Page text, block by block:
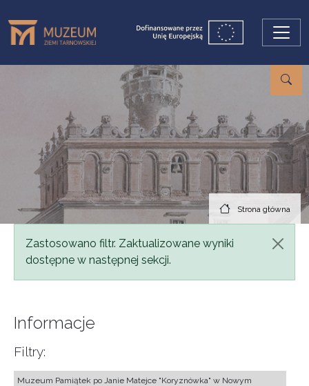
Strona główna
Komunikat
Zastosowano filtr. Zaktualizowane wyniki
dostępne w następnej sekcji.
Informacje
Filtry:
Muzeum Pamiątek po Janie Matejce "Koryznówka" w Nowym